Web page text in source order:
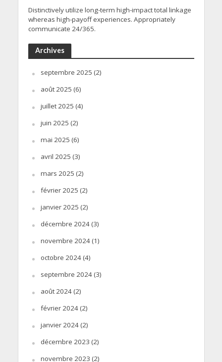
Distinctively utilize long-term high-impact total linkage
whereas high-payoff experiences. Appropriately
communicate 24/365.
Archives
septembre 2025 (2)
août 2025 (6)
juillet 2025 (4)
juin 2025 (2)
mai 2025 (6)
avril 2025 (3)
mars 2025 (2)
février 2025 (2)
janvier 2025 (2)
décembre 2024(3)
novembre 2024(1)
octobre 2024(4)
septembre 2024(3)
août 2024(2)
février 2024(2)
janvier 2024(2)
décembre 2023 (2)
novembre 2023 (2)